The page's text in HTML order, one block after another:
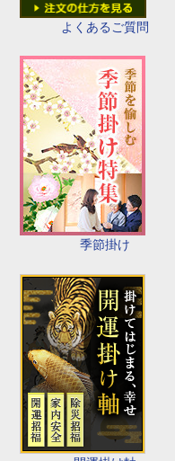
よくあるご質問
季節掛け